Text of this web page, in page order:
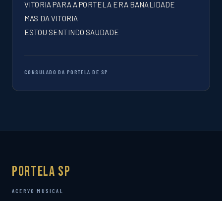
VITORIA PARA A PORTELA ERA BANALIDADE
MAS DA VITORIA
ESTOU SENTINDO SAUDADE
CONSULADO DA PORTELA DE SP
Portela SP
ACERVO MUSICAL